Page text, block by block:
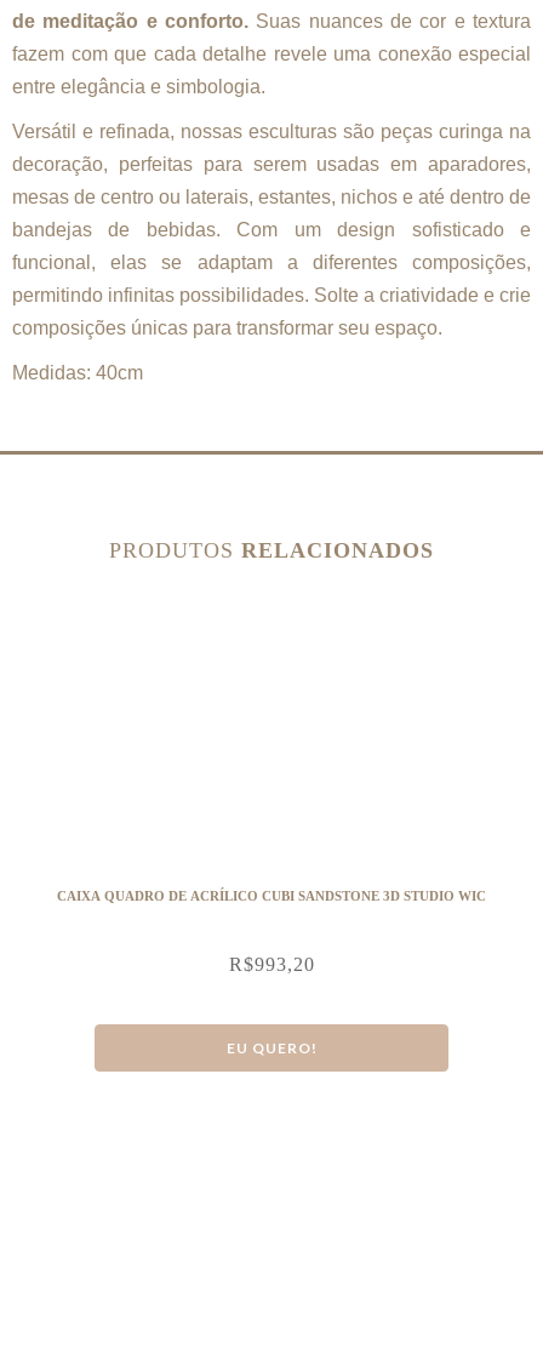
de meditação e conforto. Suas nuances de cor e textura
fazem com que cada detalhe revele uma conexão especial
entre elegância e simbologia.
Versátil e refinada, nossas esculturas são peças curinga na
decoração, perfeitas para serem usadas em aparadores,
mesas de centro ou laterais, estantes, nichos e até dentro de
bandejas de bebidas. Com um design sofisticado e
funcional, elas se adaptam a diferentes composições,
permitindo infinitas possibilidades. Solte a criatividade e crie
composições únicas para transformar seu espaço.
Medidas: 40cm
PRODUTOS RELACIONADOS
CAIXA QUADRO DE ACRÍLICO CUBI SANDSTONE 3D STUDIO WIC
R$993,20
EU QUERO!